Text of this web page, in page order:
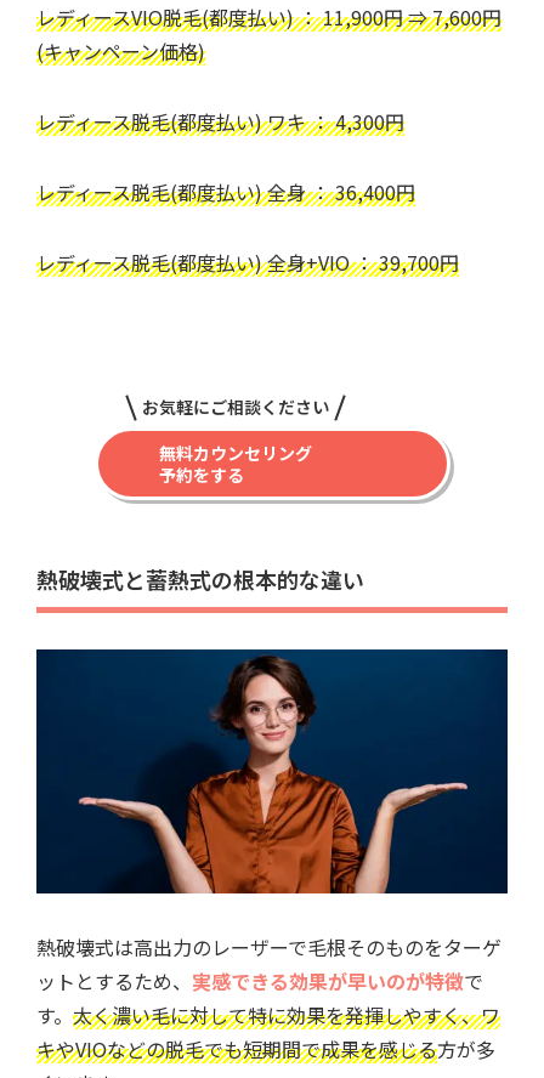
レディースVIO脱毛(都度払い) ： 11,900円 ⇒ 7,600円
(キャンペーン価格)
レディース脱毛(都度払い) ワキ ： 4,300円
レディース脱毛(都度払い) 全身 ： 36,400円
レディース脱毛(都度払い) 全身+VIO ： 39,700円
お気軽にご相談ください
無料カウンセリング
予約をする
熱破壊式と蓄熱式の根本的な違い
熱破壊式は高出力のレーザーで毛根そのものをターゲ
ットとするため、 実感できる効果が早いのが特徴で
す。 太く濃い毛に対して特に効果を発揮しやすく、ワ
キやVIOなどの脱毛でも短期間で成果を感じる方が多